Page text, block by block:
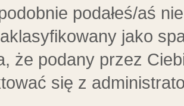
podałeś/aś
jako
że podany przez
się z